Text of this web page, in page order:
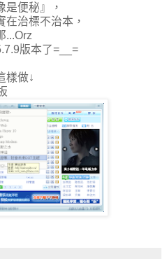
是便秘』，
在治標不治本，
...Orz
版本了=__=
樣做↓